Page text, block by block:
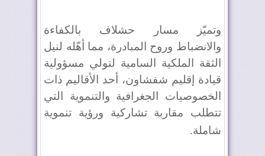
وتميّز مسار حشلاف بالكفاءة
والانضباط وروح المبادرة، مما أهّله لنيل
الثقة الملكية السامية لتولي مسؤولية
قيادة إقليم شفشاون، أحد الأقاليم ذات
الخصوصيات الجغرافية والتنموية التي
تتطلب مقاربة تشاركية ورؤية تنموية
شاملة.